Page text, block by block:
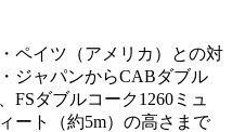
ペイツ（アメリカ）との対
ジャパンからCABダブル
FSダブルコーク1260ミュ
ート（約5m）の高さまで